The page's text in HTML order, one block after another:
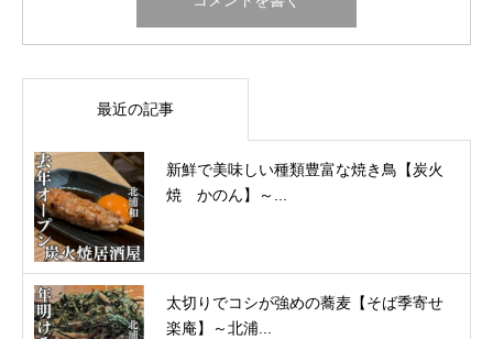
最近の記事
新鮮で美味しい種類豊富な焼き鳥【炭火
焼 かのん】～...
太切りでコシが強めの蕎麦【そば季寄せ
楽庵】～北浦...